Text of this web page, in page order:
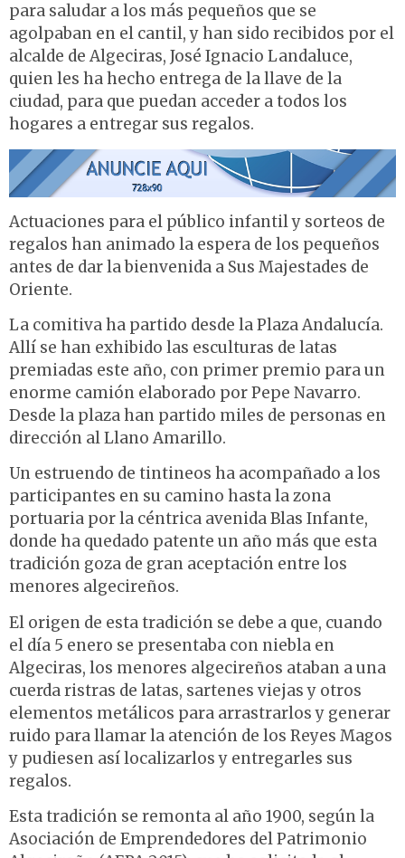
para saludar a los más pequeños que se
agolpaban en el cantil, y han sido recibidos por el
alcalde de Algeciras, José Ignacio Landaluce,
quien les ha hecho entrega de la llave de la
ciudad, para que puedan acceder a todos los
hogares a entregar sus regalos.
Actuaciones para el público infantil y sorteos de
regalos han animado la espera de los pequeños
antes de dar la bienvenida a Sus Majestades de
Oriente.
La comitiva ha partido desde la Plaza Andalucía.
Allí se han exhibido las esculturas de latas
premiadas este año, con primer premio para un
enorme camión elaborado por Pepe Navarro.
Desde la plaza han partido miles de personas en
dirección al Llano Amarillo.
Un estruendo de tintineos ha acompañado a los
participantes en su camino hasta la zona
portuaria por la céntrica avenida Blas Infante,
donde ha quedado patente un año más que esta
tradición goza de gran aceptación entre los
menores algecireños.
El origen de esta tradición se debe a que, cuando
el día 5 enero se presentaba con niebla en
Algeciras, los menores algecireños ataban a una
cuerda ristras de latas, sartenes viejas y otros
elementos metálicos para arrastrarlos y generar
ruido para llamar la atención de los Reyes Magos
y pudiesen así localizarlos y entregarles sus
regalos.
Esta tradición se remonta al año 1900, según la
Asociación de Emprendedores del Patrimonio